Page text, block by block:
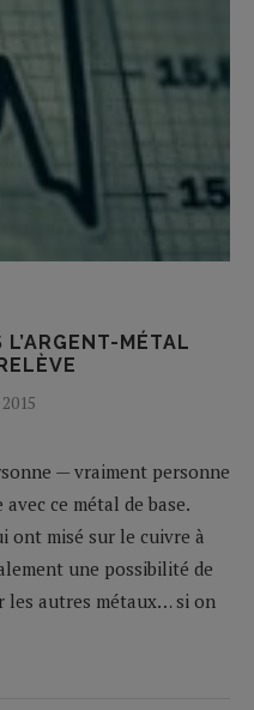
MÉTAL
— vraiment personne
ce métal de base.
ont misé sur le cuivre à
une possibilité de
les autres métaux… si on